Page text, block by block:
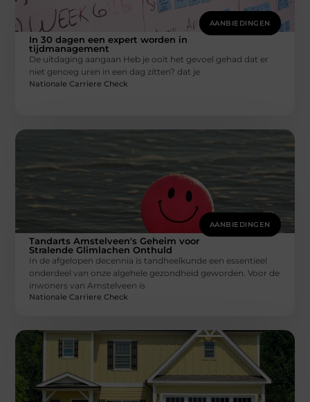
AANBIEDINGEN
In 30 dagen een expert worden in
tijdmanagement
De uitdaging aangaan Heb je ooit het gevoel gehad dat er
niet genoeg uren in een dag zitten? dat je
Nationale Carriere Check
AANBIEDINGEN
Tandarts Amstelveen's Geheim voor
Stralende Glimlachen Onthuld
In de afgelopen decennia is tandheelkunde een essentieel
onderdeel van onze algehele gezondheid geworden. Voor de
inwoners van Amstelveen is
Nationale Carriere Check